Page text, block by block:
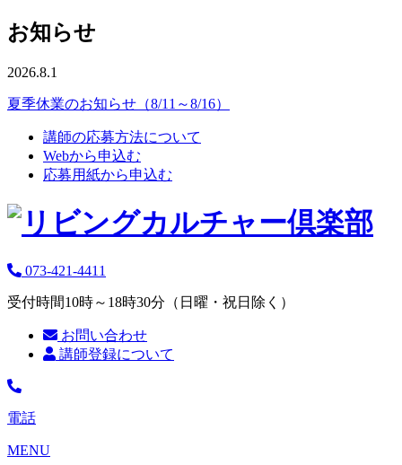
お知らせ
2026.8.1
夏季休業のお知らせ（8/11～8/16）
講師の応募方法について
Webから申込む
応募用紙から申込む
073-421-4411
受付時間10時～18時30分（日曜・祝日除く）
お問い合わせ
講師登録について
電話
MENU